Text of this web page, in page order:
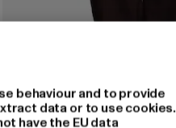
behaviour and to provide
data or to use cookies.
have the EU data